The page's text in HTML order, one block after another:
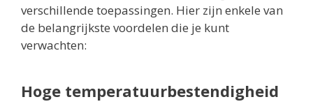
verschillende toepassingen. Hier zijn enkele van
de belangrijkste voordelen die je kunt
verwachten:
Hoge temperatuurbestendigheid